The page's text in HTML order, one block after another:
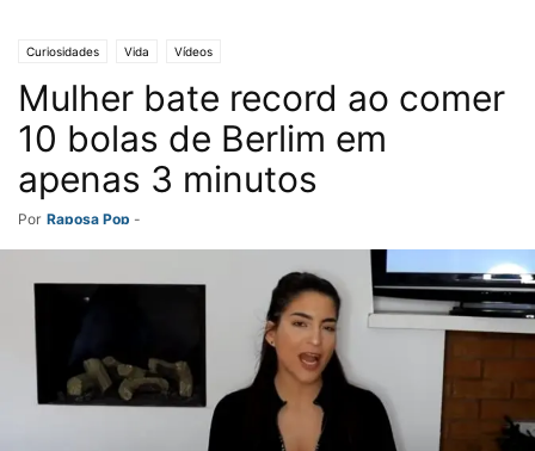
Curiosidades Vida Vídeos
Mulher bate record ao comer
10 bolas de Berlim em
apenas 3 minutos
Por Raposa Pop -